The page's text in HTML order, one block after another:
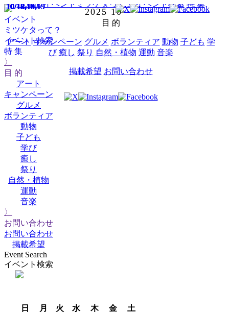
イベント
ミツケタって？
イベント検索
特 集
〉
目 的
アート
キャンペーン
グルメ
ボランティア
動物
子ども
学び
癒し
祭り
自然・植物
運動
音楽
〉
お問い合わせ
お問い合わせ
掲載希望
HOME イベントミツケタって？ イベント検索 特 集
目 的
アート キャンペーン グルメ ボランティア 動物 子ども 学
び 癒し 祭り 自然・植物 運動 音楽
掲載希望 お問い合わせ
Event Search
イベント検索
2025 10
日
月 火 水 木 金
土
10/18
10/18
10/18
10/18
10/18
10/18,19
10/18,19
10/17,18,19
10/17,18,19